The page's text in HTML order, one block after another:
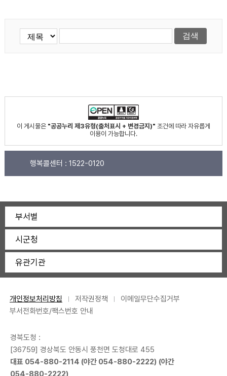
이 게시물은 "공공누리 제3유형(출처표시 + 변경금지)" 조건에 따라 자유롭게
이용이 가능합니다.
행복콜센터 : 1522-0120
부서별
시군청
유관기관
개인정보처리방침 저작권정책
이메일무단수집거부
부서전화번호/팩스번호 안내
경북도청 :
[36759] 경상북도 안동시 풍천면 도청대로 455
대표 054-880-2114 (야간 054-880-2222) (야간
054-880-2222)